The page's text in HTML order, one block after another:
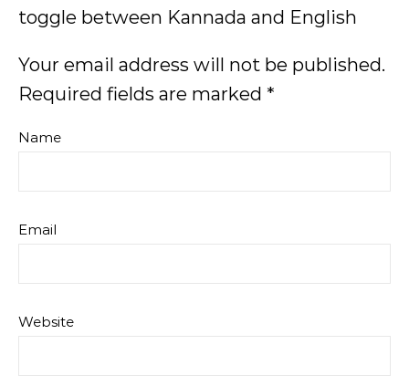
toggle between Kannada and English
Your email address will not be published.
Required fields are marked *
Name
Email
Website